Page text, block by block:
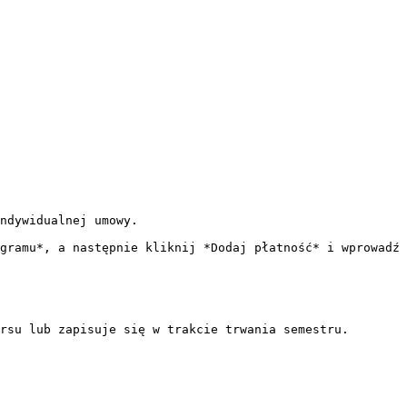
umowy.
a następnie kliknij *Dodaj płatność* i wprowadź
lub zapisuje się w trakcie trwania semestru.